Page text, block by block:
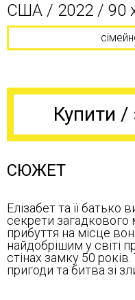
США / 2022 / 90
Купити
СЮЖЕТ
Елізабет та її
секрети загадкового
прибуття на місце
найдобрішим у світі
стінах замку 50
пригоди та битва зі